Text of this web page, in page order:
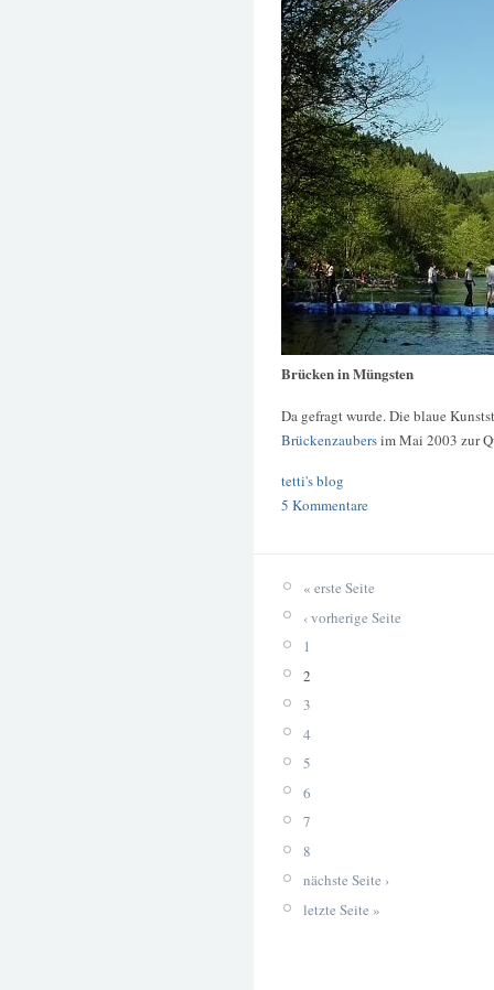
Brücken in Müngsten
Da gefragt wurde. Die blaue
Brückenzaubersim Mai 2003 zur
tetti's blog
5 Kommentare
« erste Seite
‹ vorherige Seite
1
2
3
4
5
6
7
8
nächste Seite ›
letzte Seite »